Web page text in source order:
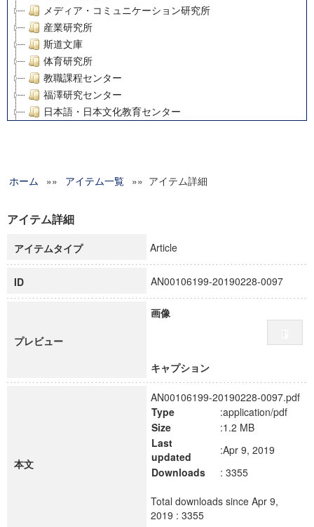
メディア・コミュニケーション研究所
産業研究所
斯道文庫
体育研究所
教職課程センター
福澤研究センター
日本語・日本文化教育センター
グローバルリサーチインスティテュート
科学研究費補助金研究成果報告書
慶應義塾大学グローバルCOEプログラム市民社会ガバナンス
慶應義塾大学グローバルCOEプログラム論理と感性の先端的
博士課程教育リーディングプログラム「超成熟社会発展のサ
学術雑誌掲載論文等(8)
ホーム »» アイテム一覧 »» アイテム詳細
アイテム詳細
アイテムタイプ Article
ID AN00106199-20190228-0097
プレビュー
画像
キャプション
本文
AN00106199-20190228-0097.pdf
Type
:application/pdf
Size
:1.2 MB
Last
updated
:Apr 9, 2019
Downloads
: 3355
Total downloads since Apr 9,
2019 : 3355